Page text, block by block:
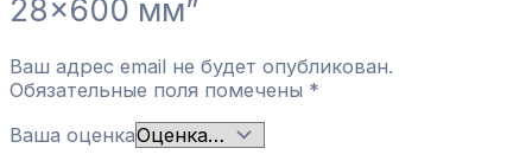
28×600 мм”
Ваш адрес email не будет опубликован.
Обязательные поля помечены *
Ваша оценка